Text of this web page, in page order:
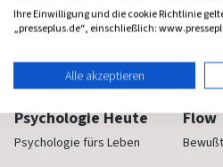
Psychologie Heute
Psychologie fürs Leben
Flow
Ihre Einwilligung und die cookie Richtlinie
„presseplus.de“, einschließlich:
Alle akzeptieren